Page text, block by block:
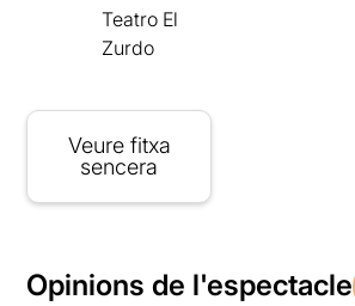
Teatro El
Zurdo
Veure fitxa
sencera
Opinions de l'espectacle